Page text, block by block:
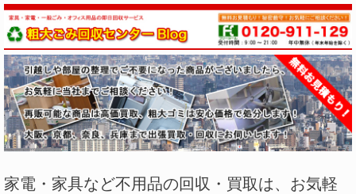
家電・家具など不用品の回収・買取は、お気軽